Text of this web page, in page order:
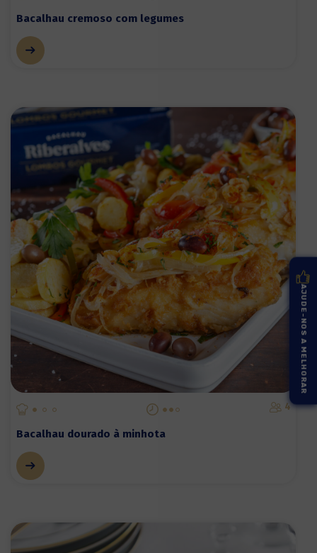
Bacalhau cremoso com legumes
4
Bacalhau dourado à minhota
AJUDE-NOS A MELHORAR